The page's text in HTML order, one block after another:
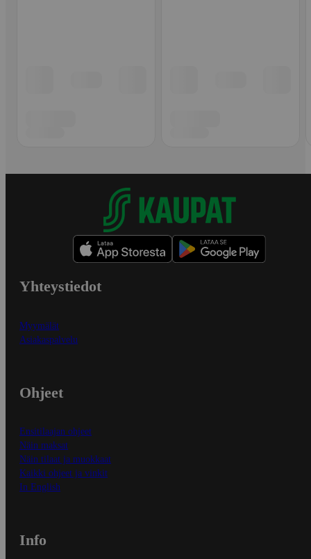
Yhteystiedot
Myymälät
Asiakaspalvelu
Ohjeet
Ensitilaajan ohjeet
Näin maksat
Näin tilaat ja muokkaat
Kaikki ohjeet ja vinkit
In English
Info